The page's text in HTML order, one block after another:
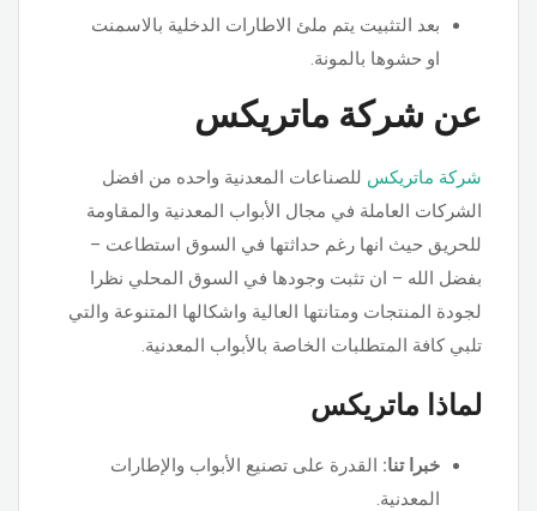
بعد التثبيت يتم ملئ الاطارات الدخلية بالاسمنت
او حشوها بالمونة.
عن شركة ماتريكس
شركة ماتريكس للصناعات المعدنية واحده من افضل
الشركات العاملة في مجال الأبواب المعدنية والمقاومة
للحريق حيث انها رغم حداثتها في السوق استطاعت –
بفضل الله – ان تثبت وجودها في السوق المحلي نظرا
لجودة المنتجات ومتانتها العالية واشكالها المتنوعة والتي
تلبي كافة المتطلبات الخاصة بالأبواب المعدنية.
لماذا ماتريكس
خبرا تنا: القدرة على تصنيع الأبواب والإطارات
المعدنية.